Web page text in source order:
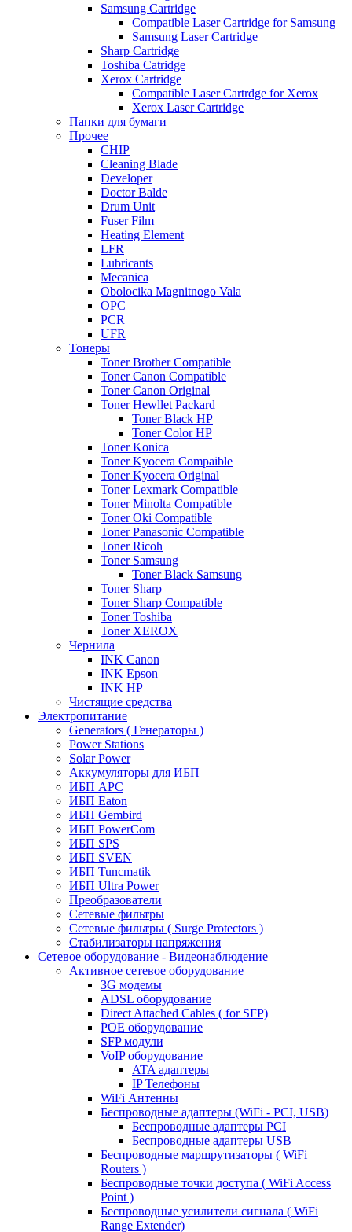
Samsung Cartridge
Compatible Laser Cartridge for Samsung
Samsung Laser Cartridge
Sharp Cartridge
Toshiba Catridge
Xerox Cartridge
Compatible Laser Cartrdge for Xerox
Xerox Laser Cartridge
Папки для бумаги
Прочее
CHIP
Cleaning Blade
Developer
Doctor Balde
Drum Unit
Fuser Film
Heating Element
LFR
Lubricants
Mecanica
Obolocika Magnitnogo Vala
OPC
PCR
UFR
Тонеры
Toner Brother Compatible
Toner Canon Compatible
Toner Canon Original
Toner Hewllet Packard
Toner Black HP
Toner Color HP
Toner Konica
Toner Kyocera Compaible
Toner Kyocera Original
Toner Lexmark Compatible
Toner Minolta Compatible
Toner Oki Compatible
Toner Panasonic Compatible
Toner Ricoh
Toner Samsung
Toner Black Samsung
Toner Sharp
Toner Sharp Compatible
Toner Toshiba
Toner XEROX
Чернила
INK Canon
INK Epson
INK HP
Чистящие средства
Электропитание
Generators ( Генераторы )
Power Stations
Solar Power
Аккумуляторы для ИБП
ИБП APC
ИБП Eaton
ИБП Gembird
ИБП PowerCom
ИБП SPS
ИБП SVEN
ИБП Tuncmatik
ИБП Ultra Power
Преобразователи
Сетевые фильтры
Сетевые фильтры ( Surge Protectors )
Стабилизаторы напряжения
Сетевое оборудование - Видеонаблюдение
Активное сетевое оборудование
3G модемы
ADSL оборудование
Direct Attached Cables ( for SFP)
POE оборудование
SFP модули
VoIP оборудование
ATA адаптеры
IP Телефоны
WiFi Антенны
Беспроводные адаптеры (WiFi - PCI, USB)
Беспроводные адаптеры PCI
Беспроводные адаптеры USB
Беспроводные маршрутизаторы ( WiFi
Routers )
Беспроводные точки доступа ( WiFi Access
Point )
Беспроводные усилители сигнала ( WiFi
Range Extender)